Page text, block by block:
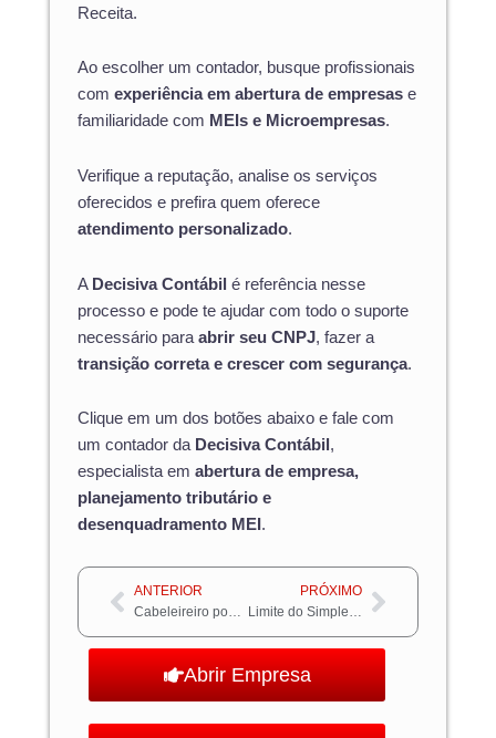
Receita.
Ao escolher um contador, busque profissionais
com experiência em abertura de empresas e
familiaridade com MEIs e Microempresas.
Verifique a reputação, analise os serviços
oferecidos e prefira quem oferece
atendimento personalizado.
A Decisiva Contábil é referência nesse
processo e pode te ajudar com todo o suporte
necessário para abrir seu CNPJ, fazer a
transição correta e crescer com segurança.
Clique em um dos botões abaixo e fale com
um contador da Decisiva Contábil ,
especialista em abertura de empresa,
planejamento tributário e
desenquadramento MEI .
Anterior
ANTERIOR
PRÓXIMOPróximo
Abrir Empresa